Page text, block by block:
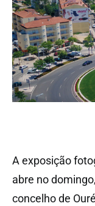
A exposição
abre no
concelho de